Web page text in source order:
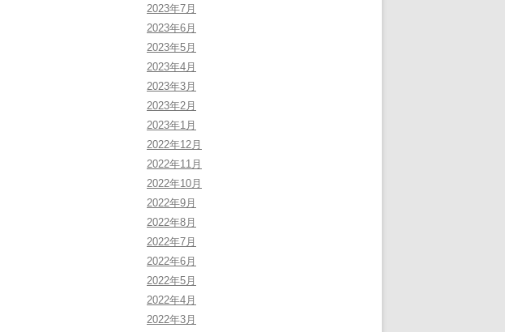
2023年7月
2023年6月
2023年5月
2023年4月
2023年3月
2023年2月
2023年1月
2022年12月
2022年11月
2022年10月
2022年9月
2022年8月
2022年7月
2022年6月
2022年5月
2022年4月
2022年3月